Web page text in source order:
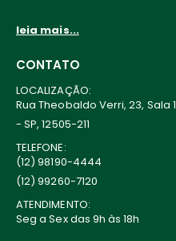
leia mais...
CONTATO
LOCALIZAÇÃO:
Rua Theobaldo Verri, 23,
- SP, 12505-211
TELEFONE:
(12) 98190-4444
(12) 99260-7120
ATENDIMENTO:
Seg a Sex das 9h às 18h